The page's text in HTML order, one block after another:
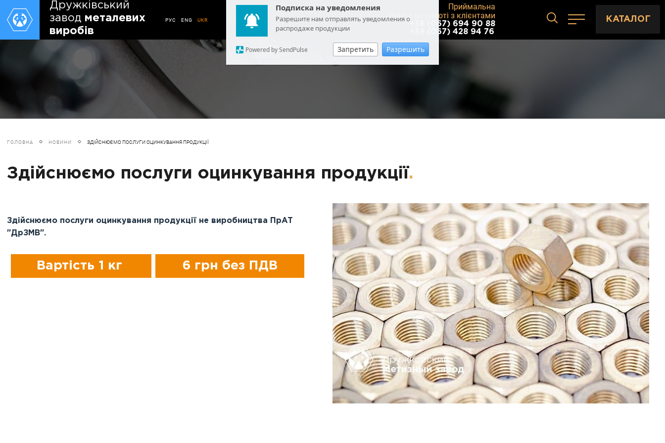
Подписка на уведомления
Разрешите нам отправлять уведомления о
распродаже продукции
Запретить Разрешить
Powered by SendPulse
Дружківський
завод металевих
виробів
РУС ENG UKR
: 44.7626
Приймальна
Відділ по роботі з клієнтами
+38 (067) 694 90 88
+38 (067) 428 94 76
КАТАЛОГ
ГОЛОВНА НОВИНИ ЗДІЙСНЮЄМО ПОСЛУГИ ОЦИНКУВАННЯ ПРОДУКЦІЇ
Здійснюємо послуги оцинкування продукції.
Здійснюємо послуги оцинкування продукції не виробництва ПрАТ
"ДрЗМВ".
Вартість 1 кг 6 грн без ПДВ